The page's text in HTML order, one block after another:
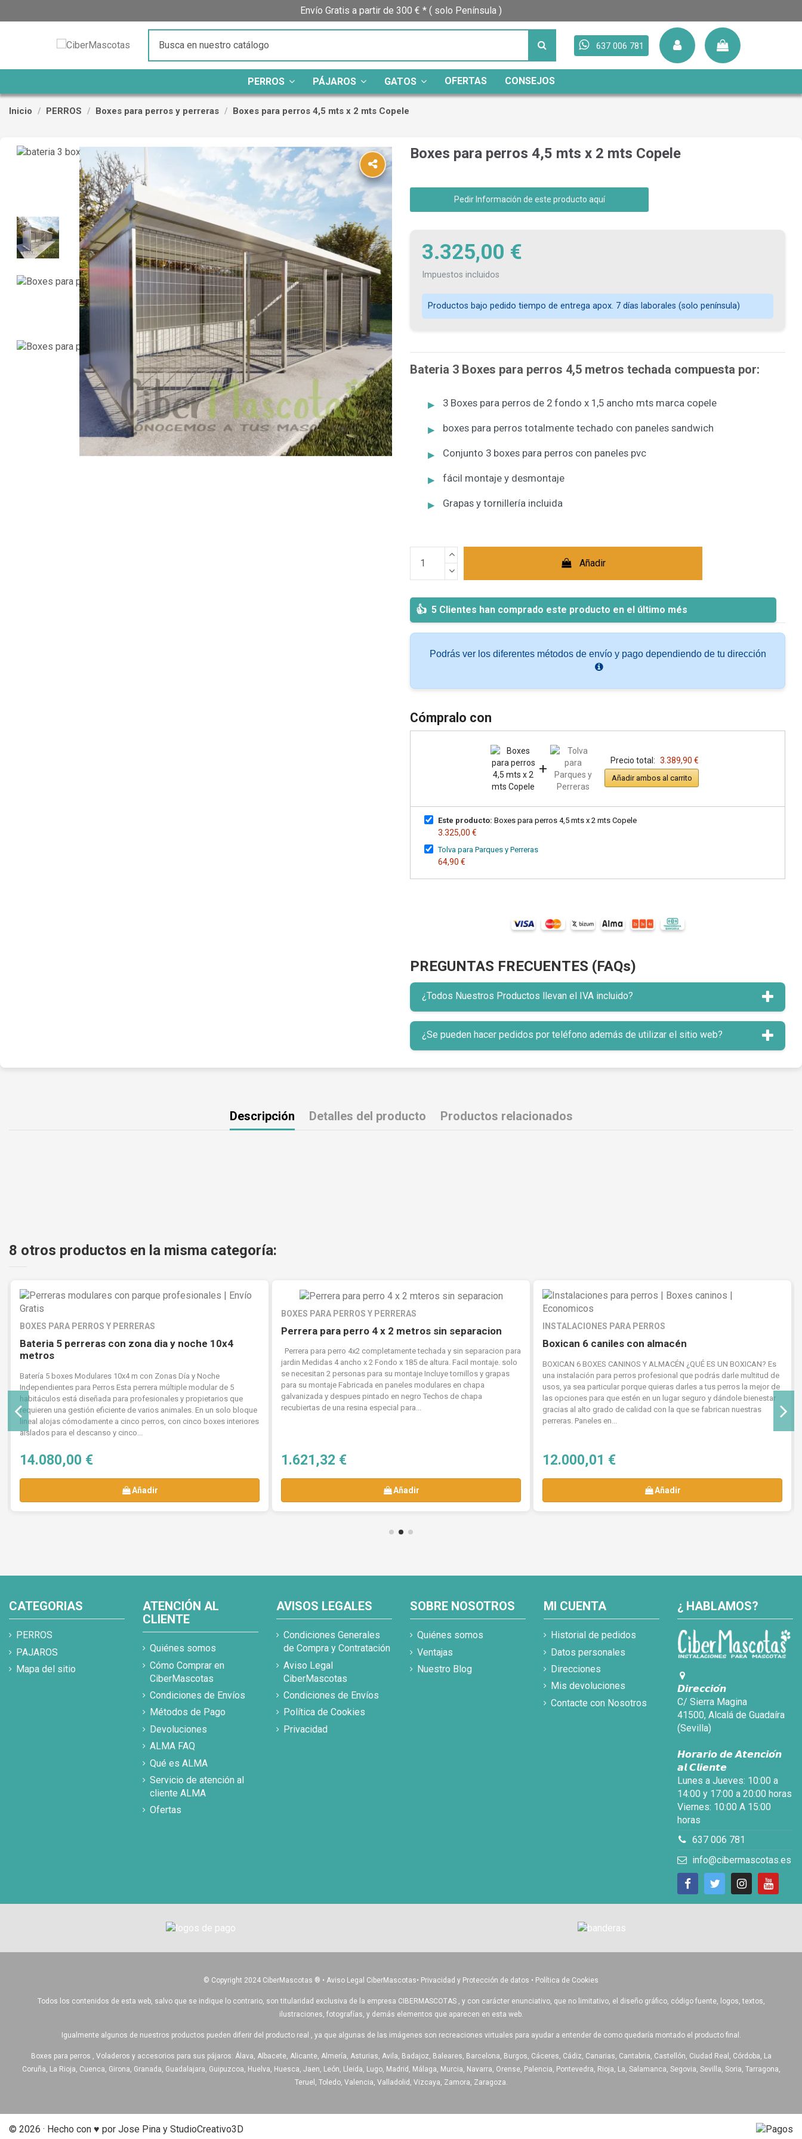
Envío Gratis a partir de 300 € * ( solo Península )
637 006 781
PERROS PÁJAROS GATOS OFERTAS CONSEJOS
Inicio PERROS Boxes para perros y perreras Boxes para perros 4,5 mts x 2 mts Copele
Boxes para perros 4,5 mts x 2 mts Copele
Pedir Información de este producto aquí
3.325,00 €
Impuestos incluidos
Productos bajo pedido tiempo de entrega apox. 7 días laborales (solo península)
Bateria 3 Boxes para perros 4,5 metros techada compuesta por:
3 Boxes para perros de 2 fondo x 1,5 ancho mts marca copele
boxes para perros totalmente techado con paneles sandwich
Conjunto 3 boxes para perros con paneles pvc
fácil montaje y desmontaje
Grapas y tornillería incluida
Añadir
5 Clientes han comprado este producto en el último més
Podrás ver los diferentes métodos de envío y pago dependiendo de tu dirección
Cómpralo con
+ Precio total: 3.389,90 €
Añadir ambos al carrito
Este producto: Boxes para perros 4,5 mts x 2 mts Copele
3.325,00 €
Tolva para Parques y Perreras
64,90 €
PREGUNTAS FRECUENTES (FAQs)
¿Todos Nuestros Productos llevan el IVA incluido?
¿Se pueden hacer pedidos por teléfono además de utilizar el sitio web?
Descripción Detalles del producto Productos relacionados
8 otros productos en la misma categoría:
BOXES PARA PERROS Y PERRERAS
Bateria 5 perreras con zona dia y noche 10x4
metros
Batería 5 boxes Modulares 10x4 m con Zonas Día y Noche
Independientes para Perros Esta perrera múltiple modular de 5
habitáculos está diseñada para profesionales y propietarios que
requieren una gestión eficiente de varios animales. En un solo bloque
lineal alojas cómodamente a cinco perros, con cinco boxes interiores
aislados para el descanso y cinco...
14.080,00 €
Añadir
BOXES PARA PERROS Y PERRERAS
Perrera para perro 4 x 2 metros sin separacion
Perrera para perro 4x2 completamente techada y sin separacion para
jardin Medidas 4 ancho x 2 Fondo x 185 de altura. Facil montaje. solo
se necesitan 2 personas para su montaje Incluye tornillos y grapas
para su montaje Fabricada en paneles modulares en chapa
galvanizada y despues pintado en negro Techos de chapa
recubiertas de una resina especial para...
1.621,32 €
Añadir
INSTALACIONES PARA PERROS
Boxican 6 caniles con almacén
BOXICAN 6 BOXES CANINOS Y ALMACÉN ¿QUÉ ES UN BOXICAN? Es
una instalación para perros profesional que podrás darle multitud de
usos, ya sea particular porque quieras darles a tus perros la mejor de
las opciones para que estén en un lugar seguro y dándole bienestar
gracias al alto grado de calidad con la que se fabrican nuestras
perreras. Paneles en...
12.000,01 €
Añadir
CATEGORIAS
PERROS
PAJAROS
Mapa del sitio
ATENCIÓN AL
CLIENTE
Quiénes somos
Cómo Comprar en
CiberMascotas
Condiciones de Envíos
Métodos de Pago
Devoluciones
ALMA FAQ
Qué es ALMA
Servicio de atención al
cliente ALMA
Ofertas
AVISOS LEGALES
Condiciones Generales
de Compra y Contratación
Aviso Legal
CiberMascotas
Condiciones de Envíos
Política de Cookies
Privacidad
SOBRE NOSOTROS
Quiénes somos
Ventajas
Nuestro Blog
MI CUENTA
Historial de pedidos
Datos personales
Direcciones
Mis devoluciones
Contacte con Nosotros
¿ HABLAMOS?
𝘿𝙞𝙧𝙚𝙘𝙘𝙞𝙤́𝙣
C/ Sierra Magina
41500, Alcalá de Guadaíra
(Sevilla)
𝙃𝙤𝙧𝙖𝙧𝙞𝙤 𝙙𝙚 𝘼𝙩𝙚𝙣𝙘𝙞𝙤́𝙣
𝙖𝙡 𝘾𝙡𝙞𝙚𝙣𝙩𝙚
Lunes a Jueves: 10:00 a
14:00 y 17:00 a 20:00 horas
Viernes: 10:00 A 15:00
horas
637 006 781
info@cibermascotas.es
© Copyright 2024 CiberMascotas ® • Aviso Legal CiberMascotas• Privacidad y Protección de datos • Política de Cookies
Todos los contenidos de esta web, salvo que se indique lo contrario, son titularidad exclusiva de la empresa CIBERMASCOTAS , y con carácter enunciativo, que no limitativo, el diseño gráfico, código fuente, logos, textos,
ilustraciones, fotografías, y demás elementos que aparecen en esta web.
Igualmente algunos de nuestros productos pueden diferir del producto real , ya que algunas de las imágenes son recreaciones virtuales para ayudar a entender de como quedaría montado el producto final.
Boxes para perros , Voladeros y accesorios para sus pájaros: Álava, Albacete, Alicante, Almería, Asturias, Avila, Badajoz, Baleares, Barcelona, Burgos, Cáceres, Cádiz, Canarias, Cantabria, Castellón, Ciudad Real, Córdoba, La
Coruña, La Rioja, Cuenca, Girona, Granada, Guadalajara, Guipuzcoa, Huelva, Huesca, Jaen, León, Lleida, Lugo, Madrid, Málaga, Murcia, Navarra, Orense, Palencia, Pontevedra, Rioja, La, Salamanca, Segovia, Sevilla, Soria, Tarragona,
Teruel, Toledo, Valencia, Valladolid, Vizcaya, Zamora, Zaragoza.
© 2026 · Hecho con ♥ por Jose Pina y StudioCreativo3D